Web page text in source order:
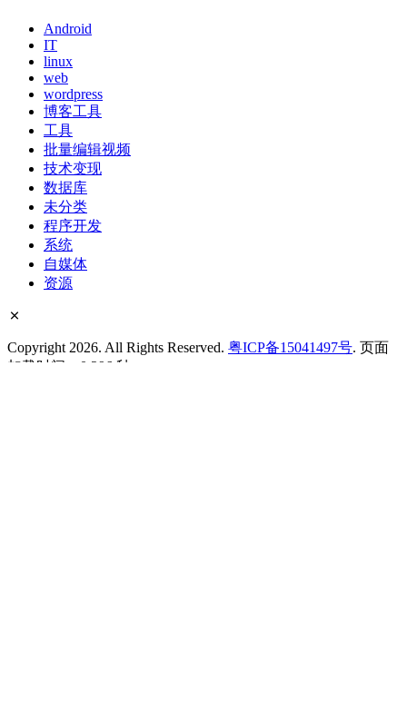
Android
IT
linux
web
wordpress
博客工具
工具
批量编辑视频
技术变现
数据库
未分类
程序开发
系统
自媒体
资源
Copyright 2026. All Rights Reserved. 粤ICP备15041497号. 页面
加载时间：0.296 秒